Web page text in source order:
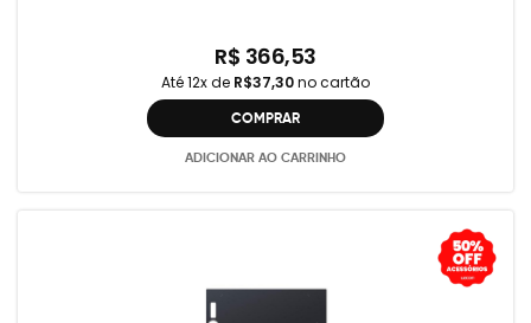
R$ 366,53
Até 12x de R$37,30no cartão
COMPRAR
ADICIONAR AO CARRINHO